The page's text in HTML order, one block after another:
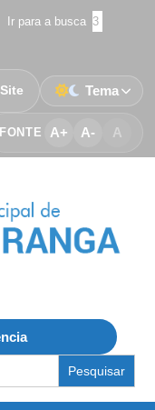
Ir para a busca 3
FONTE A+ A- A
Tema